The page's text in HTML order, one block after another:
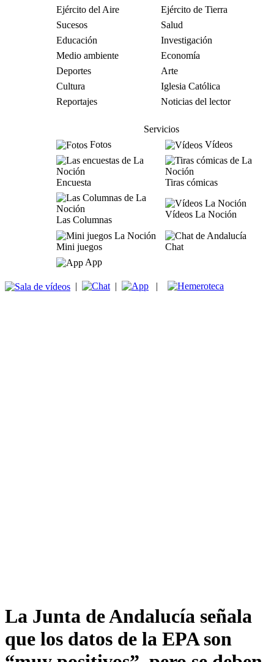
Ejército del Aire
Ejército de Tierra
Sucesos
Salud
Educación
Investigación
Medio ambiente
Economía
Deportes
Arte
Cultura
Iglesia Católica
Reportajes
Noticias del lector
Servicios
Fotos
Vídeos
Encuesta Tiras cómicas
Las Columnas
Vídeos La Noción
Mini juegos
Chat
App
| | |
La Junta de Andalucía señala
que los datos de la EPA son